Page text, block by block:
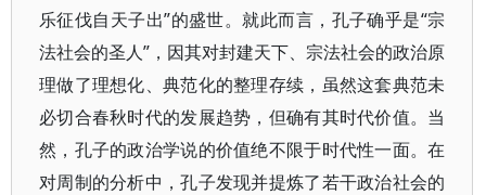
乐征伐自天子出”的盛世。就此而言，孔子确乎是“宗
法社会的圣人”，因其对封建天下、宗法社会的政治原
理做了理想化、典范化的整理存续，虽然这套典范未
必切合春秋时代的发展趋势，但确有其时代价值。当
然，孔子的政治学说的价值绝不限于时代性一面。在
对周制的分析中，孔子发现并提炼了若干政治社会的